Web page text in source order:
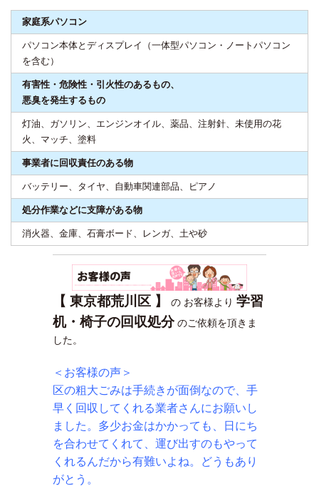
家庭系パソコン
パソコン本体とディスプレイ（一体型パソコン・ノートパソコン
を含む）
有害性・危険性・引火性のあるもの、
悪臭を発生するもの
灯油、ガソリン、エンジンオイル、薬品、注射針、未使用の花
火、マッチ、塗料
事業者に回収責任のある物
バッテリー、タイヤ、自動車関連部品、ピアノ
処分作業などに支障がある物
消火器、金庫、石膏ボード、レンガ、土や砂
【 東京都荒川区 】 の お客様より 学習
机・椅子の回収処分のご依頼を頂きま
した。
＜お客様の声＞
区の粗大ごみは手続きが面倒なので、手
早く回収してくれる業者さんにお願いし
ました。多少お金はかかっても、日にち
を合わせてくれて、運び出すのもやって
くれるんだから有難いよね。どうもあり
がとう。